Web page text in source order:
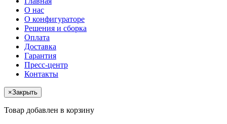
О нас
О конфигураторе
Решения и сборка
Оплата
Доставка
Гарантия
Пресс-центр
Контакты
×Закрыть
Товар добавлен в корзину